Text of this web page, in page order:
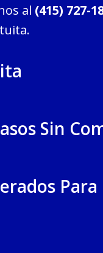
al (415) 727-
Sin